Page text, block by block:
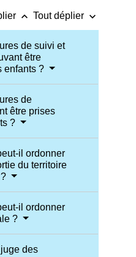
keyboard_arrow_up Tout déplier keyboard_arrow_down
de suivi et
être
enfants ?
de
être prises
?
il ordonner
du territoire
il ordonner
?
des